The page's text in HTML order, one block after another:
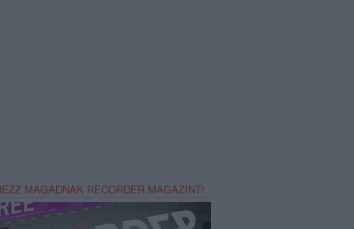
MAGADNAK RECORDER MAGAZINT!